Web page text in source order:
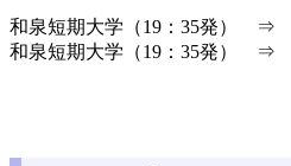
和泉短期大学（19：35発）
和泉短期大学（19：35発）